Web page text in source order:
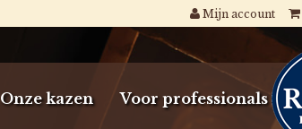
Mijn account
Onze kazen Voor professionals